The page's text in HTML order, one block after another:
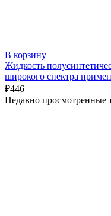
В корзину
Жидкость
широкого спектра
₽446
Недавно просмотренные